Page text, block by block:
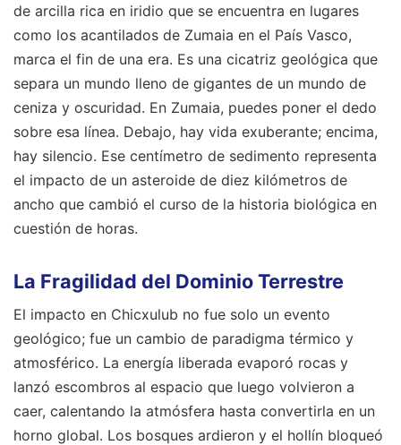
de arcilla rica en iridio que se encuentra en lugares
como los acantilados de Zumaia en el País Vasco,
marca el fin de una era. Es una cicatriz geológica que
separa un mundo lleno de gigantes de un mundo de
ceniza y oscuridad. En Zumaia, puedes poner el dedo
sobre esa línea. Debajo, hay vida exuberante; encima,
hay silencio. Ese centímetro de sedimento representa
el impacto de un asteroide de diez kilómetros de
ancho que cambió el curso de la historia biológica en
cuestión de horas.
La Fragilidad del Dominio Terrestre
El impacto en Chicxulub no fue solo un evento
geológico; fue un cambio de paradigma térmico y
atmosférico. La energía liberada evaporó rocas y
lanzó escombros al espacio que luego volvieron a
caer, calentando la atmósfera hasta convertirla en un
horno global. Los bosques ardieron y el hollín bloqueó